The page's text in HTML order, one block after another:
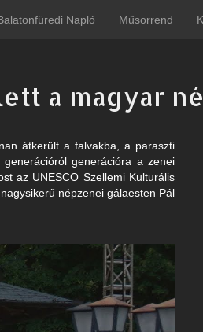
Napló Műsorrend
a magyar
átkerült a falvakba, a paraszti
generációra a zenei
az UNESCO Szellemi Kulturális
népzenei gálaesten Pál